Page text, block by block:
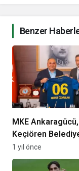
Benzer
MKE Ankaragücü,
Keçiören
iş birliğine imza
1 yıl önce